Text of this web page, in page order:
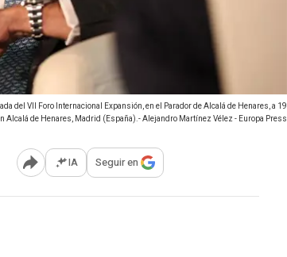
del VII Foro Internacional Expansión, en el Parador de Alcalá de Henares, a 19
Alcalá de Henares, Madrid (España).- Alejandro Martínez Vélez - Europa Press
Abrir opciones para compartir
IA Seguir en